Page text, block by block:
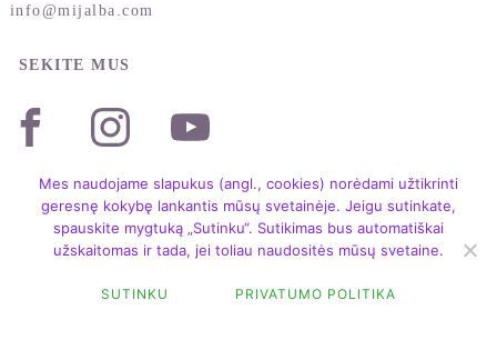
info@mijalba.com
SEKITE MUS
LEIDYKLA MIJALBA / TAISYKLĖS IR SĄLYGOS
Mes naudojame slapukus (angl., cookies) norėdami užtikrinti
geresnę kokybę lankantis mūsų svetainėje. Jeigu sutinkate,
spauskite mygtuką „Sutinku“. Sutikimas bus automatiškai
užskaitomas ir tada, jei toliau naudositės mūsų svetaine.
SUTINKU PRIVATUMO POLITIKA